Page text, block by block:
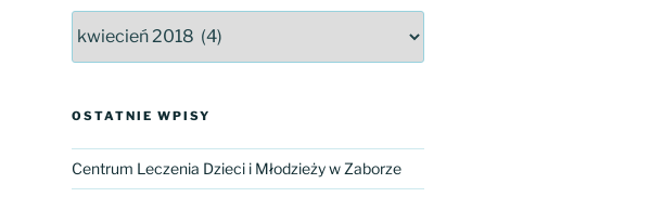
OSTATNIE WPISY
Centrum Leczenia Dzieci i Młodzieży w Zaborze